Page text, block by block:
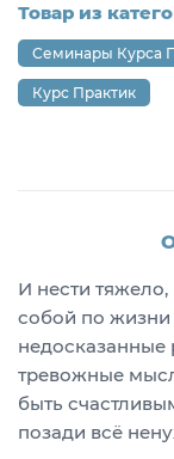
Товар из
Семинары Курса
Курс Практик
И нести
собой по
тревожные
быть
позади всё